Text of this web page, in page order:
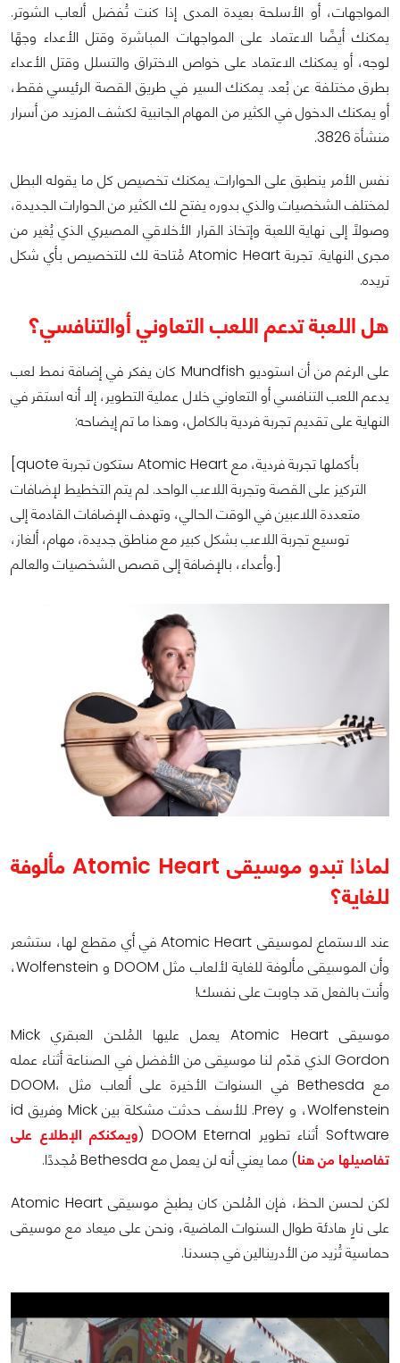
المواجهات، أو الأسلحة بعيدة المدى إذا كنت تُفضل ألعاب الشوتر.
يمكنك أيضًا الاعتماد على المواجهات المباشرة وقتل الأعداء وجهًا
لوجه، أو يمكنك الاعتماد على خواص الاختراق والتسلل وقتل الأعداء
بطرق مختلفة عن بُعد. يمكنك السير في طريق القصة الرئيسي فقط،
أو يمكنك الدخول في الكثير من المهام الجانبية لكشف المزيد من أسرار
منشأة 3826.
نفس الأمر ينطبق على الحوارات. يمكنك تخصيص كل ما يقوله البطل
لمختلف الشخصيات والذي بدوره يفتح لك الكثير من الحوارات الجديدة،
وصولاً إلى نهاية اللعبة وإتخاذ القرار الأخلاقي المصيري الذي يُغير من
مجرى النهاية. تجربة Atomic Heart مُتاحة لك للتخصيص بأي شكل
تريده.
هل اللعبة تدعم اللعب التعاوني أوالتنافسي؟
على الرغم من أن استوديو Mundfish كان يفكر في إضافة نمط لعب
يدعم اللعب التنافسي أو التعاوني خلال عملية التطوير، إلا أنه استقر في
النهاية على تقديم تجربة فردية بالكامل، وهذا ما تم إيضاحه:
[quote ستكون تجربة Atomic Heart بأكملها تجربة فردية، مع
التركيز على القصة وتجربة اللاعب الواحد. لم يتم التخطيط لإضافات
متعددة اللاعبين في الوقت الحالي، وتهدف الإضافات القادمة إلى
توسيع تجربة اللاعب بشكل كبير مع مناطق جديدة، مهام، ألغاز،
وأعداء، بالإضافة إلى قصص الشخصيات والعالم.]
لماذا تبدو موسيقى Atomic Heart مألوفة
للغاية؟
عند الاستماع لموسيقى Atomic Heart في أي مقطع لها، ستشعر
وأن الموسيقى مألوفة للغاية لألعاب مثل DOOM و Wolfenstein،
وأنت بالفعل قد جاوبت على نفسك!
موسيقى Atomic Heart يعمل عليها المُلحن العبقري Mick
Gordon الذي قدّم لنا موسيقى من الأفضل في الصناعة أثناء عمله
مع Bethesda في السنوات الأخيرة على ألعاب مثل DOOM،
Wolfenstein، و Prey. للأسف حدثت مشكلة بين Mick وفريق id
Software أثناء تطوير DOOM Eternal (
ويمكنكم الإطلاع على
تفاصيلها من هنا) مما يعني أنه لن يعمل مع Bethesda مُجددًا.
لكن لحسن الحظ، فإن المُلحن كان يطبخ موسيقى Atomic Heart
على نارٍ هادئة طوال السنوات الماضية، ونحن على ميعاد مع موسيقى
حماسية تُزيد من الأدرينالين في جسدنا.